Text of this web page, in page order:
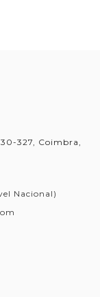
327, Coimbra,
Nacional)